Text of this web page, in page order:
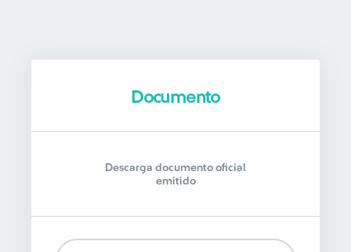
Documento
Descarga documento oficial
emitido